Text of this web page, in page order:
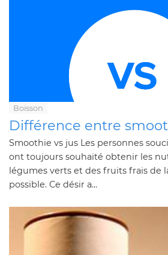
Boisson
Différence entre
Smoothie vs jus Les personnes
ont toujours souhaité obtenir les
légumes verts et des fruits frais de
possible. Ce désir a...